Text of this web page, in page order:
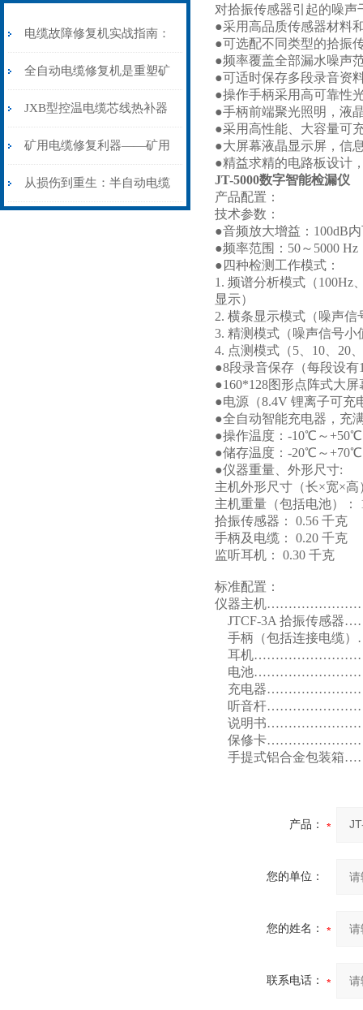
电缆故障修复机实战指南：
从“盲测”到“精确定点”的三
步作业法
全自动电缆修复机是重塑矿
山电力动脉的“智能外科医
生”
JXB型控温电缆芯线热补器
安装与接线：精准修复的工
艺基石
矿用电缆修复利器——矿用
电缆热补机智能控温，安全
从损伤到重生：半自动电缆
对拾振传感器引起的噪声
●采用高品质传感器材料
●可选配不同类型的拾振
●频率覆盖全部漏水噪声
●可适时保存多段录音资
●操作手柄采用高可靠性
●手柄前端聚光照明，液
●采用高性能、大容量可
●大屏幕液晶显示屏，信
●精益求精的电路板设计
JT-5000数字智能检漏仪
产品配置：
技术参数：
●音频放大增益：100dB
●频率范围：50～5000
●四种检测工作模式：
1. 频谱分析模式（100Hz
显示）
2. 横条显示模式（噪声信
3. 精测模式（噪声信号小
4. 点测模式（5、10、20
●8段录音保存（每段设
●160*128图形点阵式大
●电源（8.4V 锂离子可充
●全自动智能充电器，充
●操作温度：-10℃～+50℃
●储存温度：-20℃～+70℃
●仪器重量、外形尺寸:
主机外形尺寸（长×宽×高
主机重量（包括电池）：
拾振传感器： 0.56 千克
手柄及电缆： 0.20 千克
监听耳机： 0.30 千克
标准配置：
仪器主机
JTCF-3A 拾振传
手柄（包括连接电
耳机
电池
充电器
听音杆
说明书
保修卡
手提式铝合金包
产品：
您的单位：
您的姓名：
联系电话：